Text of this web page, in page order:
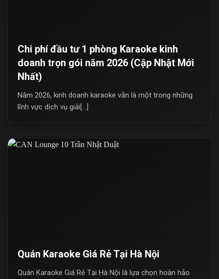
Chi phí đầu tư 1 phòng Karaoke kinh
doanh trọn gói năm 2026 (Cập Nhật Mới
Nhất)
Năm 2026, kinh doanh karaoke vẫn là một trong những
lĩnh vực dịch vụ giải[...]
Quán Karaoke Giá Rẻ Tại Hà Nội
Quán Karaoke Giá Rẻ Tại Hà Nội là lựa chọn hoàn hảo